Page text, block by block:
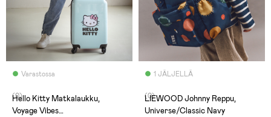
Varastossa
(0)
Hello Kitty Matkalaukku,
Voyage Vibes
1 JÄLJELLÄ
(0)
LIEWOOD Johnny Reppu,
Universe/Classic Navy